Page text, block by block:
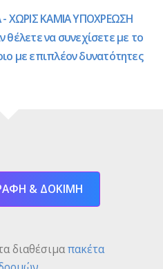
- ΧΩΡΙΣ ΚΑΜΙΑ ΥΠΟΧΡΕΩΣΗ
θέλετε να συνεχίσετε με το
με επιπλέον δυνατότητες
& ΔΟΚΙΜΗ
διαθέσιμαπακέτα